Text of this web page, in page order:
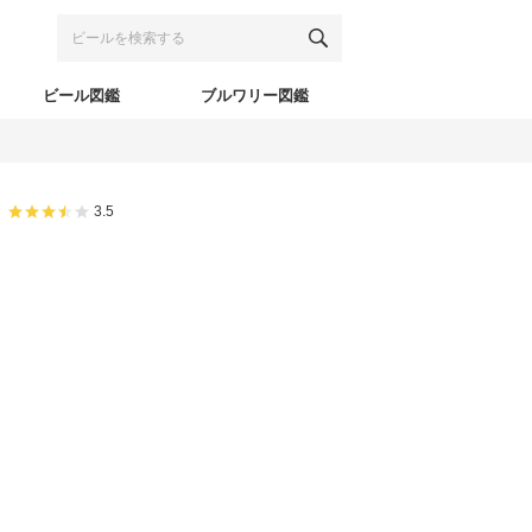
ビール図鑑 ブルワリー図鑑
3.5